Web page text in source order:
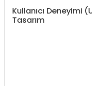
Kullanıcı Deneyimi
Tasarım